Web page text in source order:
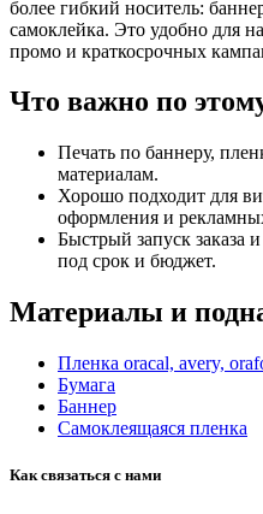
более гибкий носитель:
самоклейка. Это удобно для
промо и краткосрочных
Что важно по
Печать по баннеру,
материалам.
Хорошо подходит для
оформления и
Быстрый запуск заказа
под срок и бюджет.
Материалы и
Пленка oracal, avery,
Бумага
Баннер
Самоклеящаяся пленка
Как связаться с нами